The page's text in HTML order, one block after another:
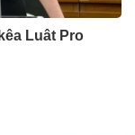
Luât Pro